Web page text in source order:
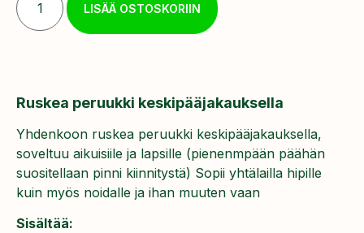
LISÄÄ OSTOSKORIIN
Ruskea peruukki keskipääjakauksella
Yhdenkoon ruskea peruukki keskipääjakauksella,
soveltuu aikuisiile ja lapsille (pienenmpään päähän
suositellaan pinni kiinnitystä) Sopii yhtälailla hipille
kuin myös noidalle ja ihan muuten vaan
Sisältää: